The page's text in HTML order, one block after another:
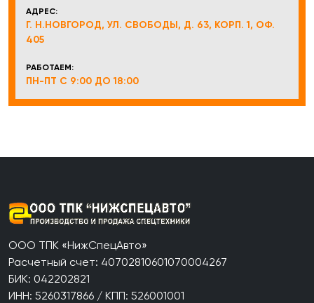
АДРЕС:
Г. Н.НОВГОРОД, УЛ. СВОБОДЫ, Д. 63, КОРП. 1, ОФ.
405
РАБОТАЕМ:
ПН-ПТ С 9:00 ДО 18:00
ООО ТПК «НижСпецАвто»
Расчетный счет: 40702810601070004267
БИК: 042202821
ИНН: 5260317866 / КПП: 526001001